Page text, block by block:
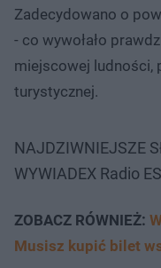
Zadecydowano o
- co wywołało
miejscowej ludności,
turystycznej.
NAJDZIWNIEJSZE
WYWIADEX Radio
ZOBACZ RÓWNIEŻ:
Musisz kupić bilet